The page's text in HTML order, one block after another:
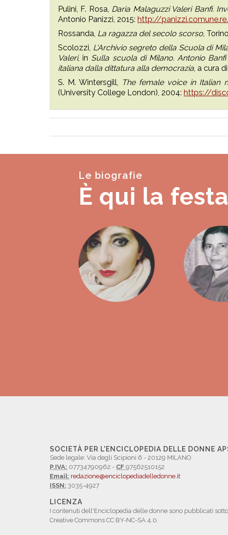
Pulini, F. Rosa, Daria Malaguzzi Valeri Banfi.
Antonio Panizzi, 2015: http://
Rossanda, La ragazza del secolo scorso,
Scolozzi, L'Archivio segreto della Scuola di
Valeri, in Sulla scuola di Milano. Antonio
italiana dalla dittatura alla democrazia, a cura
S. M. Wintersgill, The female voice in Italian
(University College London), 2004: https://
Le biografie
È qui la
SOCIETÀ PER L'ENCICLOPEDIA DELLE DONNE
Sede legale: Via degli Scipioni 6 - 20129 MILANO
P.IVA: 07734790962 - CF 97562510152
Email: redazione@enciclopediadelledonne.it
ISSN: 3035-4927
LICENZA
I contenuti dell'Enciclopedia delle donne sono pubblicati
Creative Commons CC BY-NC-SA 4.0.